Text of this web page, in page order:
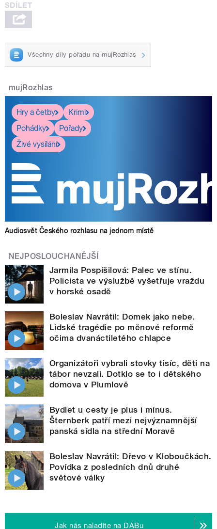
Všechny díly pořadu na mujRozhlas
mujRozhlas
Hry a četby
Krimi
Pohádky
Pořady
Živé vysílání
Audiosvět Českého rozhlasu na jednom místě
NEJPOSLOUCHANĚJŠÍ
Jarmila Pospíšilová: Palec ve stínu.
Policista ve výslužbě vyšetřuje vraždu
v horské osadě
Boleslav Navrátil: Domek jako nebe.
Lidské tragédie po měnové reformě
očima dvanáctiletého chlapce
Organizátoři vybrali stovky tisíc, děti na
tábor nevzali. Dotklo se to i dětského
domova v Plumlově
Bydlet u cesty je plus i mínus.
Šternberk patří mezi nejvýznamnější
panská sídla na střední Moravě
Boleslav Navrátil: Dřevo v Kloboučkách.
Povídka z posledních dnů druhé
světové války
Jak nás naladíte na DABu